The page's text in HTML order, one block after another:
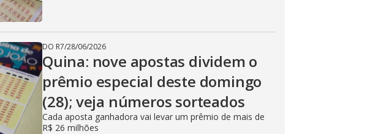
DO R7/28/06/2026
Quina: nove apostas dividem o
prêmio especial deste domingo
(28); veja números sorteados
Cada aposta ganhadora vai levar um prêmio de mais de
R$ 26 milhões